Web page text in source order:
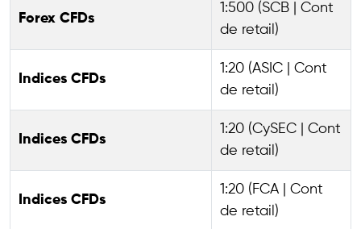
Forex CFDs
1:500 (SCB | Cont
de retail)
Indices CFDs
1:20 (ASIC | Cont
de retail)
Indices CFDs
1:20 (CySEC | Cont
de retail)
Indices CFDs
1:20 (FCA | Cont
de retail)